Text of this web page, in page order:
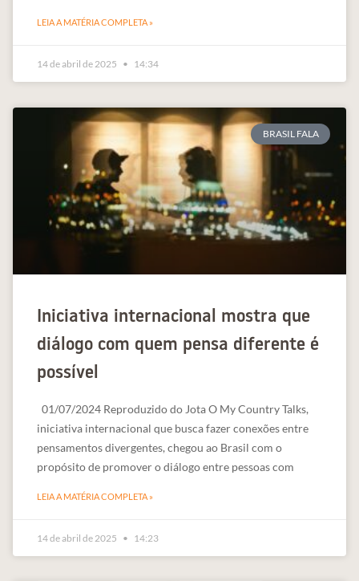
LEIA A MATÉRIA COMPLETA »
14 de abril de 2025 14:34
BRASIL FALA
Iniciativa internacional mostra que
diálogo com quem pensa diferente é
possível
01/07/2024 Reproduzido do Jota O My Country Talks,
iniciativa internacional que busca fazer conexões entre
pensamentos divergentes, chegou ao Brasil com o
propósito de promover o diálogo entre pessoas com
LEIA A MATÉRIA COMPLETA »
14 de abril de 2025 14:23